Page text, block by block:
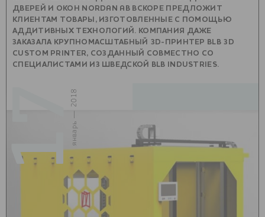
ДВЕРЕЙ И ОКОН NORDAN AB ВСКОРЕ ПРЕДЛОЖИТ
КЛИЕНТАМ ТОВАРЫ, ИЗГОТОВЛЕННЫЕ С ПОМОЩЬЮ
АДДИТИВНЫХ ТЕХНОЛОГИЙ. КОМПАНИЯ ДАЖЕ
ЗАКАЗАЛА КРУПНОМАСШТАБНЫЙ 3D-ПРИНТЕР BLB 3D
CUSTOM PRINTER, СОЗДАННЫЙ СОВМЕСТНО СО
СПЕЦИАЛИСТАМИ ИЗ ШВЕДСКОЙ BLB INDUSTRIES.
17
январь — 2018